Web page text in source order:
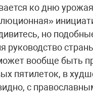
ко дню
но
руководство
вообще быть
пятилеток, в
с